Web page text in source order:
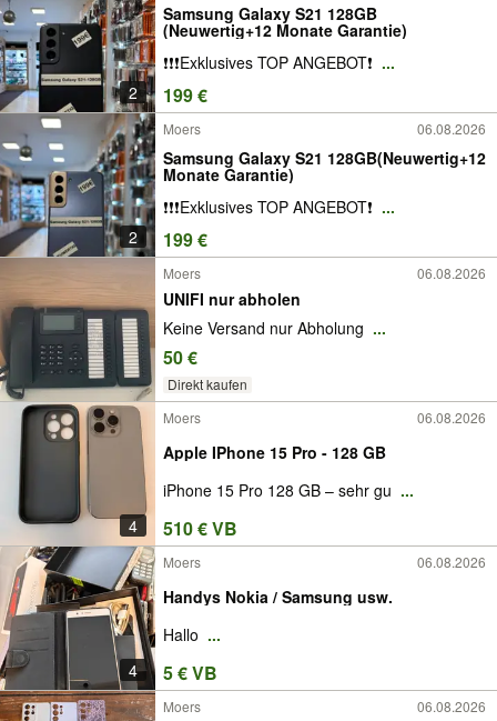
2
Samsung Galaxy S21 128GB
(Neuwertig+12 Monate Garantie)
❗️❗️❗️Exklusives TOP ANGEBOT❗️ ...
199 €
2
Moers 06.08.2026
Samsung Galaxy S21 128GB(Neuwertig+12
Monate Garantie)
❗️❗️❗️Exklusives TOP ANGEBOT❗️ ...
199 €
Moers 06.08.2026
UNIFI nur abholen
Keine Versand nur Abholung ...
50 €
Direkt kaufen
4
Moers 06.08.2026
Apple IPhone 15 Pro - 128 GB
iPhone 15 Pro 128 GB – sehr gu ...
510 € VB
4
Moers 06.08.2026
Handys Nokia / Samsung usw.
Hallo ...
5 € VB
Moers 06.08.2026